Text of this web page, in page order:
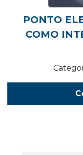
PONTO
COMO